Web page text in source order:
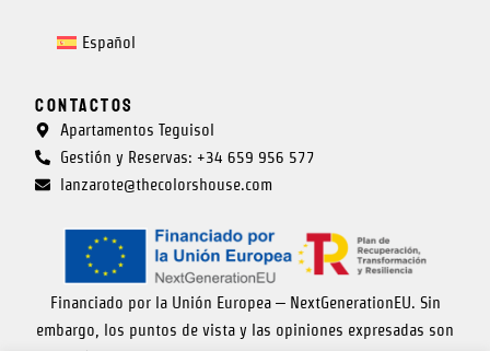
Español
Contactos
Apartamentos Teguisol
Gestión y Reservas: +34 659 956 577
lanzarote@thecolorshouse.com
Financiado por la Unión Europea – NextGenerationEU. Sin
embargo, los puntos de vista y las opiniones expresadas son